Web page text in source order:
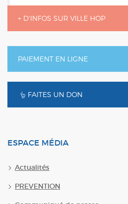
+ D'INFOS SUR VILLE HOP
PAIEMENT EN LIGNE
FAITES UN DON
ESPACE MÉDIA
Actualités
PREVENTION